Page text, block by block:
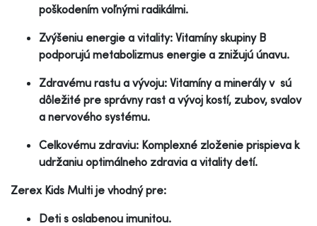
poškodením voľnými radikálmi.
Zvýšeniu energie a vitality: Vitamíny skupiny B
podporujú metabolizmus energie a znižujú únavu.
Zdravému rastu a vývoju: Vitamíny a minerály v sú
dôležité pre správny rast a vývoj kostí, zubov, svalov
a nervového systému.
Celkovému zdraviu: Komplexné zloženie prispieva k
udržaniu optimálneho zdravia a vitality detí.
Zerex Kids Multi je vhodný pre:
Deti s oslabenou imunitou.